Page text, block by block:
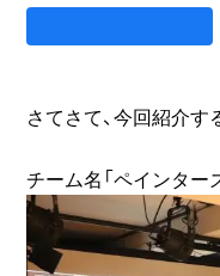
さてさて、今回紹介す
チーム名「ペインター